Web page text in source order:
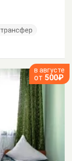
в августе
от 500₽